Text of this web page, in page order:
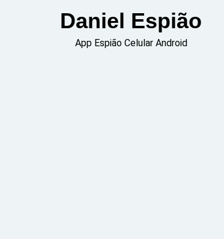
Daniel Espião
App Espião Celular Android